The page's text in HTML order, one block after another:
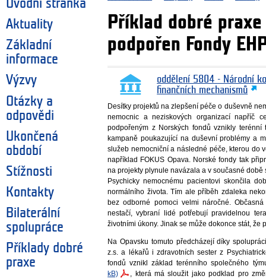
Úvodní stránka
Aktuality
Základní
informace
Výzvy
Otázky a
odpovědi
Ukončená
období
Stížnosti
Kontakty
Bilaterální
spolupráce
Příklady dobré
praxe
Příklad dobré
podpořen Fondy
oddělení 5804 - Národní
finančních mechanismů
Desítky projektů na zlepšení péče o duševně
nemocnic a neziskových organizací napříč
podpořeným z Norských fondů vznikly
kampaně poukazující na duševní problémy a
služeb nemocniční a následné péče, kterou do
například FOKUS Opava. Norské fondy tak
na projekty plynule navázala a v současné době
Psychicky nemocnému pacientovi skončila
normálního života. Tím ale příběh zdaleka
bez odborné pomoci velmi náročné.
nestačí, vybraní lidé potřebují pravidelnou
životními úkony. Jinak se může dokonce stát,
Na Opavsku tomuto předcházejí díky
z.s. a lékařů i zdravotních sester z
fondů vznikl základ terénního společného
kB)
, která má sloužit jako podklad pro